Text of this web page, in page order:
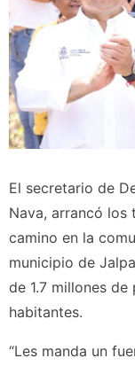
El secretario de
Nava, arrancó los
camino en la
municipio de
de 1.7 millones
habitantes.
“Les manda un